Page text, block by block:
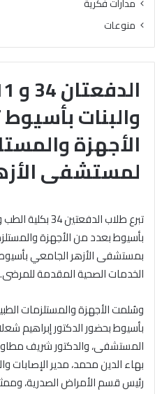
والبنات
الأجهزة
لمستشفى
بأسيوط بعدد من الأجهزة
بمستشفى الأزهر الجامعي
الخدمات الصحية المقدمة للمرضى.
وسُلمت الأجهزة والمستلزمات
بأسيوط بحضور الدكتور إبراهيم
المستشفى، والدكتور شريف
بهاء الدين محمد، مدير الإصابات
رئيس قسم الأمراض الصدرية،
مدارات فكرية
منوعات